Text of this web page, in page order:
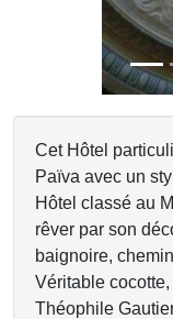
Cet Hôtel
Païva avec un
Hôtel classé au
rêver par son
baignoire,
Véritable
Théophile